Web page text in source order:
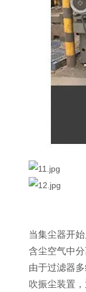
当集尘器开
含尘空气中
由于过滤器
吹振尘装置